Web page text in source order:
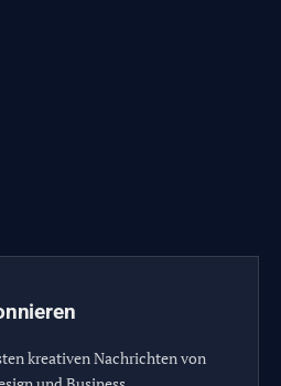
kreativen Nachrichten von